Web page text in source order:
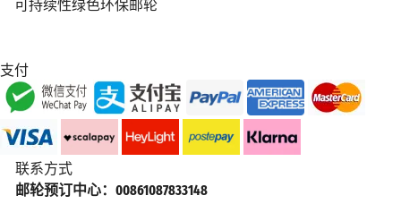
可持续性绿色环保邮轮
支付
联系方式
邮轮预订中心：00861087833148